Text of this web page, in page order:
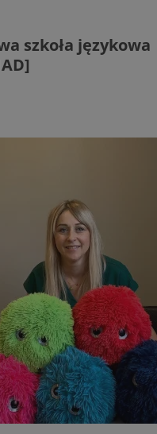
szkoła językowa